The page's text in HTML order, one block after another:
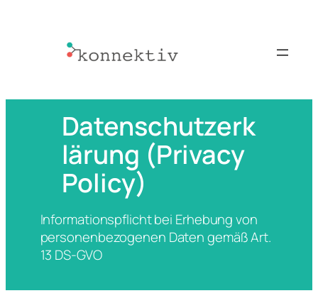
Datenschutzerk
lärung (Privacy
Policy)
Informationspflicht bei Erhebung von
personenbezogenen Daten gemäß Art.
13 DS­-GVO